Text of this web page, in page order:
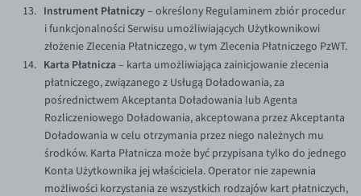
Instrument Płatniczy– określony Regulaminem zbiór procedur
i funkcjonalności Serwisu umożliwiających Użytkownikowi
złożenie Zlecenia Płatniczego, w tym Zlecenia Płatniczego PzWT.
Karta Płatnicza– karta umożliwiająca zainicjowanie zlecenia
płatniczego, związanego z Usługą Doładowania, za
pośrednictwem Akceptanta Doładowania lub Agenta
Rozliczeniowego Doładowania, akceptowana przez Akceptanta
Doładowania w celu otrzymania przez niego należnych mu
środków. Karta Płatnicza może być przypisana tylko do jednego
Konta Użytkownika jej właściciela. Operator nie zapewnia
możliwości korzystania ze wszystkich rodzajów kart płatniczych,